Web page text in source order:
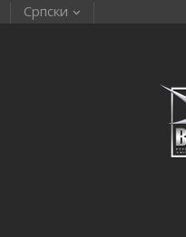
Српски